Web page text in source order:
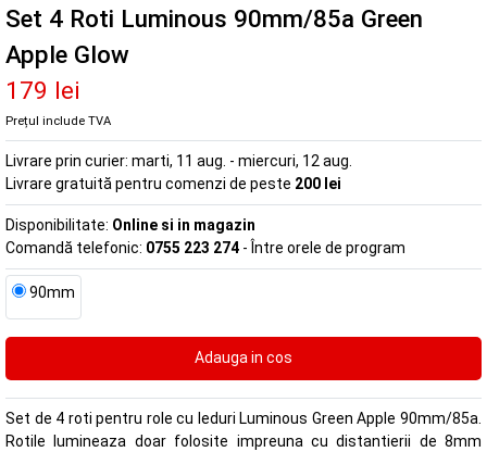
Set 4 Roti Luminous 90mm/85a Green
Apple Glow
179 lei
Prețul include TVA
Livrare prin curier: marti, 11 aug. - miercuri, 12 aug.
Livrare gratuită pentru comenzi de peste 200 lei
Disponibilitate: Online si in magazin
Comandă telefonic: 0755 223 274 - Între orele de program
90mm
Set de 4 roti pentru role cu leduri Luminous Green Apple 90mm/85a.
Rotile lumineaza doar folosite impreuna cu distantierii de 8mm